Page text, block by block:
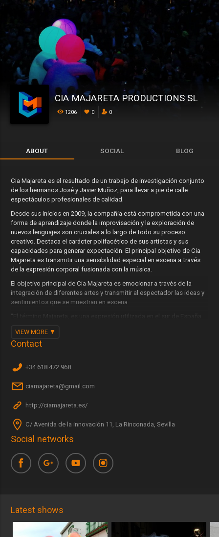
CIA MAJARETA PRODUCTIONS SL
1206 0 0
ABOUT SOCIAL BLOG
Cia Majareta es el resultado de un trabajo de investigación conjunto
de los hermanos José y Javier Muñoz, para llevar a pie de calle
espectáculos profesionales de calidad.
Desde sus inicios en 2009, la compañía está comprometida con una
forma de aprendizaje donde la improvisación y la exploración de
nuevos lenguajes son cruciales a lo largo de todo su proceso
creativo. Destaca el carácter polifacético de sus artistas y sus
capacidades para generar expectación. El principal objetivo de Cia
Majareta es transmitir una sensibilidad especial en escena a través
de la expresión corporal fusionada con la música.
El objetivo principal de Cia Majareta es emocionar a través de la
integración de diferentes artes y transmitir al espectador las ideas y
sentimientos que se muestran en escena.
“El término Majareta, es una expresión utilizada en el sur de España
PRÓLOGO: "Una experiencia vivida, no pensada. Una forma de
disfrutar donde los artistas y el público convergen hacia un estado
sentimiento de felicidad”
VIEW MORE
Contact
+34 618 472 968
ciamajareta@gmail.com
http://ciamajareta.es/
C/ Avenida de la innovación 11, La Rinconada, Sevilla
Social networks
Latest shows